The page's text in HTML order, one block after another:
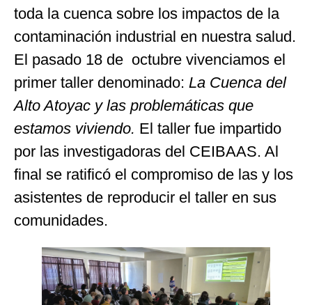
toda la cuenca sobre los impactos de la
contaminación industrial en nuestra salud.
El pasado 18 de octubre vivenciamos el
primer taller denominado: La Cuenca del
Alto Atoyac y las problemáticas que
estamos viviendo. El taller fue impartido
por las investigadoras del CEIBAAS. Al
final se ratificó el compromiso de las y los
asistentes de reproducir el taller en sus
comunidades.